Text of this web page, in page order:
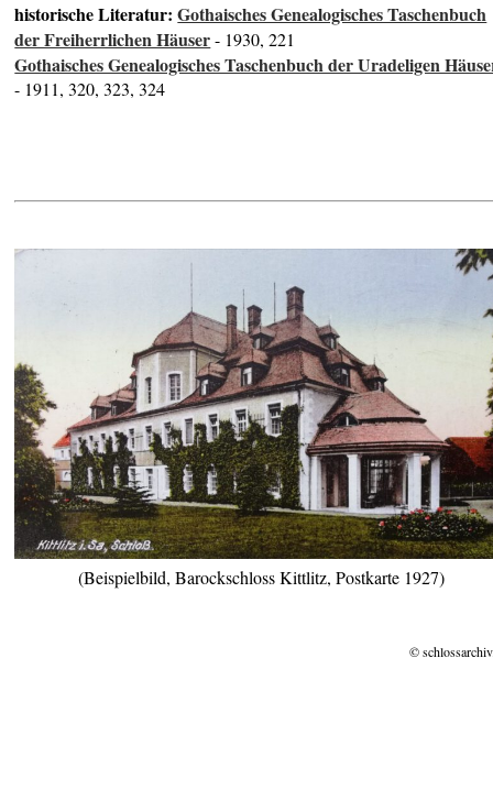
historische Literatur:Gothaisches Genealogisches Taschenbuch
der Freiherrlichen Häuser- 1930, 221
Gothaisches Genealogisches Taschenbuch der Uradeligen
- 1911, 320, 323, 324
(Beispielbild, Barockschloss Kittlitz, Postkarte 1927)
©